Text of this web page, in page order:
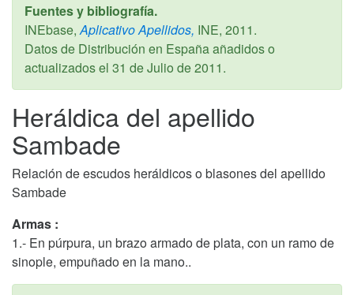
Fuentes y bibliografía.
INEbase, Aplicativo Apellidos, INE, 2011.
Datos de Distribución en España añadidos o
actualizados el 31 de Julio de 2011.
Heráldica del apellido
Sambade
Relación de escudos heráldicos o blasones del apellido
Sambade
Armas :
1.- En púrpura, un brazo armado de plata, con un ramo de
sinople, empuñado en la mano..